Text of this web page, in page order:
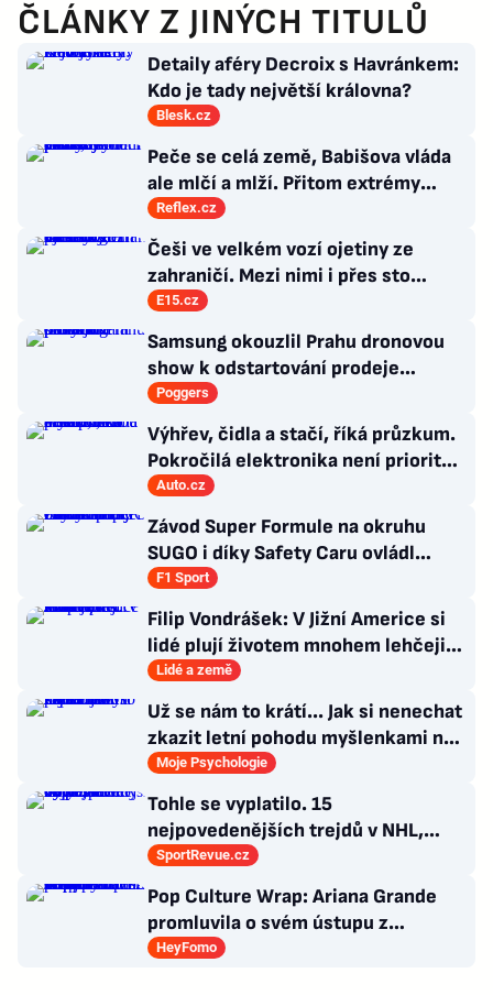
ČLÁNKY Z JINÝCH TITULŮ
Detaily aféry Decroix s Havránkem:
Kdo je tady největší královna?
Blesk.cz
Peče se celá země, Babišova vláda
ale mlčí a mlží. Přitom extrémy
počasí jsou trvalými problémy
Česka
Reflex.cz
Češi ve velkém vozí ojetiny ze
zahraničí. Mezi nimi i přes sto
Ferrari a desítky Lamborghini
E15.cz
Samsung okouzlil Prahu dronovou
show k odstartování prodeje
nových produktů
Poggers
Výhřev, čidla a stačí, říká průzkum.
Pokročilá elektronika není prioritou
zákazníků
Auto.cz
Závod Super Formule na okruhu
SUGO i díky Safety Caru ovládl
Fukuzumi. Staněk po chybě nedojel
F1 Sport
Filip Vondrášek: V Jižní Americe si
lidé plují životem mnohem lehčeji,
věci tolik neřeší
Lidé a země
Už se nám to krátí... Jak si nenechat
zkazit letní pohodu myšlenkami na
zářijový zápřah?
Moje Psychologie
Tohle se vyplatilo. 15
nejpovedenějších trejdů v NHL,
které byly upečeny na poslední
SportRevue.cz
Pop Culture Wrap: Ariana Grande
promluvila o svém ústupu z
veřejného života a Sophia z
HeyFomo